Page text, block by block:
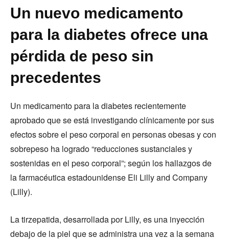
Un nuevo medicamento
para la diabetes ofrece una
pérdida de peso sin
precedentes
Un medicamento para la diabetes recientemente
aprobado que se está investigando clínicamente por sus
efectos sobre el peso corporal en personas obesas y con
sobrepeso ha logrado “reducciones sustanciales y
sostenidas en el peso corporal”; según los hallazgos de
la farmacéutica estadounidense Eli Lilly and Company
(Lilly).
La tirzepatida, desarrollada por Lilly, es una inyección
debajo de la piel que se administra una vez a la semana